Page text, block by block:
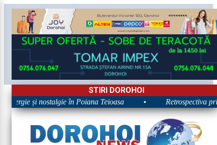
STIRI DOROHOI
și nostalgie în Poiana Teioasa Retrospectiva